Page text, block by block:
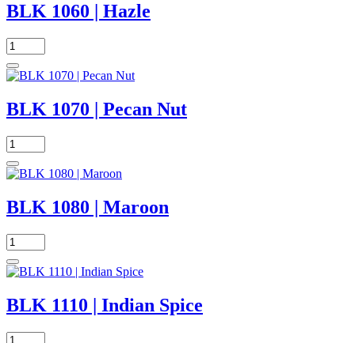
BLK 1060 | Hazle
BLK 1070 | Pecan Nut
BLK 1080 | Maroon
BLK 1110 | Indian Spice